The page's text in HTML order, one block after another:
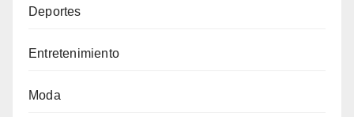
Deportes
Entretenimiento
Moda